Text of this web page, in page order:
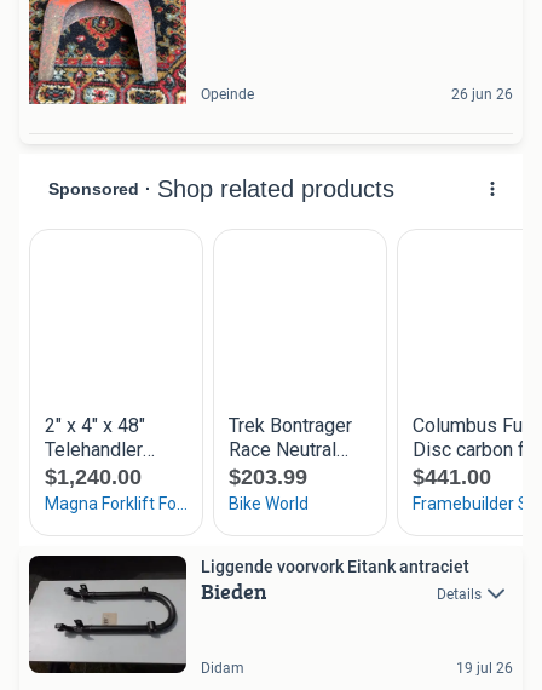
Opeinde 26 jun 26
Liggende voorvork Eitank antraciet
Bieden Details
Didam 19 jul 26